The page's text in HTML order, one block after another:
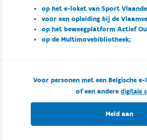
op het e-loket van Sport
voor een opleiding bij de
op het beweegplatform Actief
op de Multimovebibliotheek;
Voor personen met een Belgische e-
of een andere digitale
Meld aan